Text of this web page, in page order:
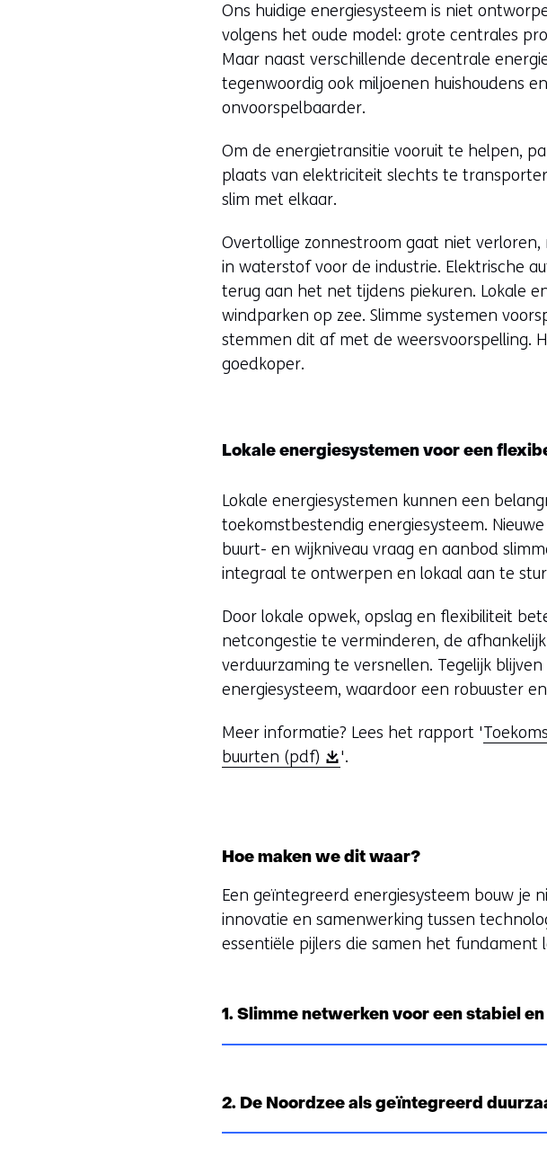
u
r
w
i
j
n
toegestaan
of
geweigerd.
Ons huidige energiesysteem is niet
volgens het oude model: grote centrales
Maar naast verschillende decentrale
tegenwoordig ook miljoenen huishoudens
onvoorspelbaarder.
Om de energietransitie vooruit te helpen,
plaats van elektriciteit slechts te
slim met elkaar.
Overtollige zonnestroom gaat niet
in waterstof voor de industrie. Elektrische
terug aan het net tijdens piekuren. Lokale
windparken op zee. Slimme systemen
stemmen dit af met de weersvoorspelling.
goedkoper.
Lokale energiesystemen voor een
Lokale energiesystemen kunnen een
toekomstbestendig energiesysteem.
buurt- en wijkniveau vraag en aanbod
integraal te ontwerpen en lokaal aan te
Door lokale opwek, opslag en flexibiliteit
netcongestie te verminderen, de
verduurzaming te versnellen. Tegelijk
energiesysteem, waardoor een robuuster
Meer informatie? Lees het rapport '
buurten (pdf)
n
i
n
n
u
w
e
'.
Hoe maken we dit waar?
Een geïntegreerd energiesysteem bouw je
innovatie en samenwerking tussen
essentiële pijlers die samen het
1. Slimme netwerken voor een stabiel
2. De Noordzee als geïntegreerd